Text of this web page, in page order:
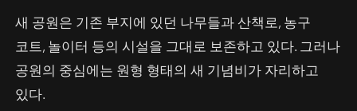
새 공원은 기존 부지에 있던 나무들과 산책로, 농구
코트, 놀이터 등의 시설을 그대로 보존하고 있다. 그러나
공원의 중심에는 원형 형태의 새 기념비가 자리하고
있다.